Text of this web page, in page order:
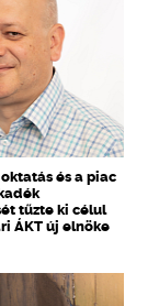
oktatás és a piac
tűzte ki célul
ÁKT új elnöke